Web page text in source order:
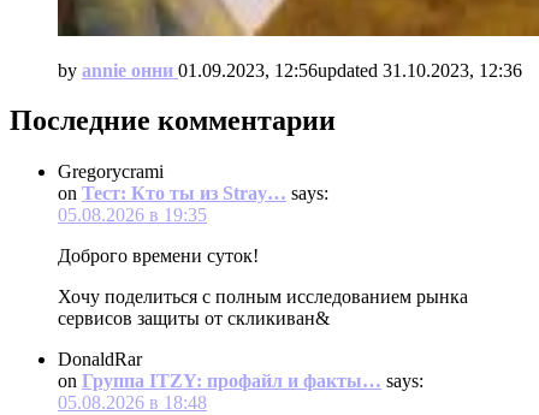
by annie онни 01.09.2023, 12:56updated 31.10.2023, 12:36
Последние комментарии
Gregorycrami
on Тест: Кто ты из Stray… says:
05.08.2026 в 19:35
Доброго времени суток!
Хочу поделиться с полным исследованием рынка
сервисов защиты от скликиван&
DonaldRar
on Группа ITZY: профайл и факты… says:
05.08.2026 в 18:48